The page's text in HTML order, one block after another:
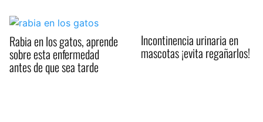
Rabia en los gatos, aprende
sobre esta enfermedad
antes de que sea tarde
Incontinencia urinaria en
mascotas ¡evita regañarlos!